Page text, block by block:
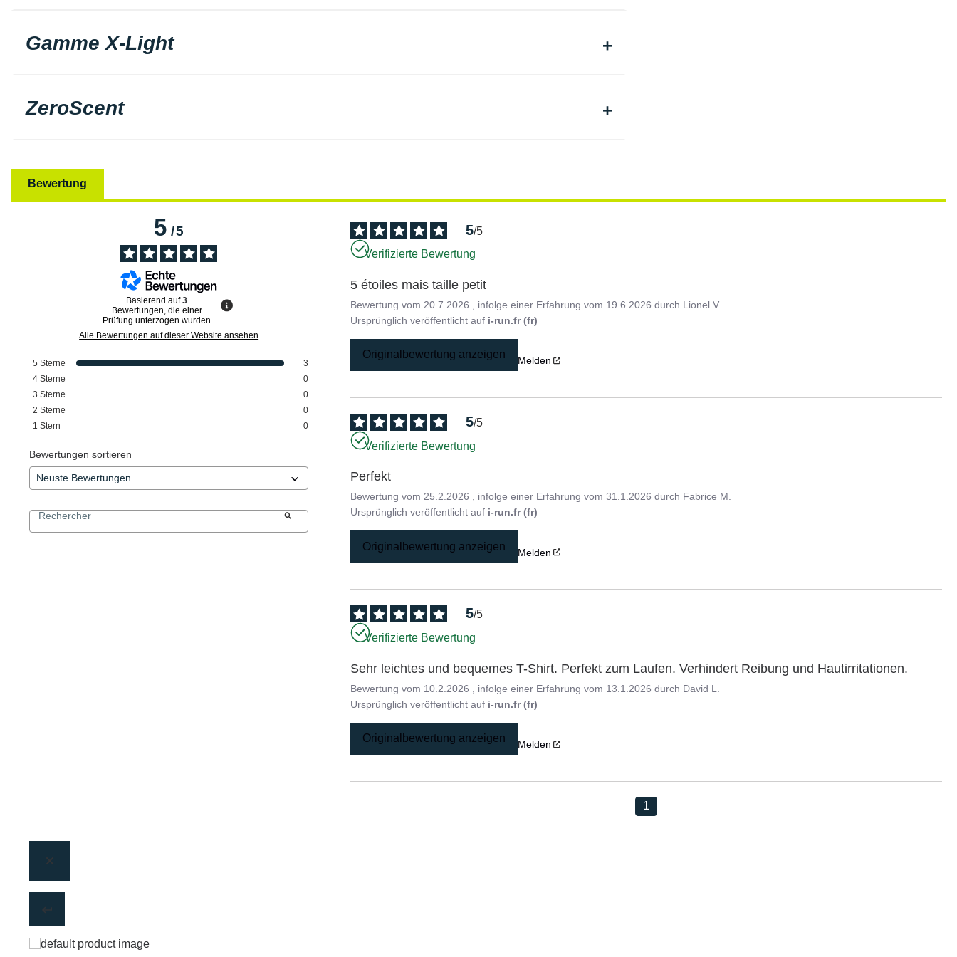
Gamme X-Light
ZeroScent
Bewertung
5/5
Basierend auf3
Bewertungen, die einer
Prüfung unterzogen wurden
Alle Bewertungen auf dieser Website ansehen
5 Sterne
3
4 Sterne
0
3 Sterne
0
2 Sterne
0
1 Stern 0
Bewertungen sortieren
5/5
Verifizierte Bewertung
5 étoiles mais taille petit
Bewertung vom 20.7.2026 , infolge einer Erfahrung vom 19.6.2026 durch Lionel V.
Ursprünglich veröffentlicht auf i-run.fr (fr)
Originalbewertung anzeigen Melden
5/5
Verifizierte Bewertung
Perfekt
Bewertung vom 25.2.2026 , infolge einer Erfahrung vom31.1.2026 durch Fabrice M.
Ursprünglich veröffentlicht auf i-run.fr (fr)
Originalbewertung anzeigen Melden
5/5
Verifizierte Bewertung
Sehr leichtes und bequemes T-Shirt. Perfekt zum Laufen. Verhindert Reibung und Hautirritationen.
Bewertung vom 10.2.2026 , infolge einer Erfahrung vom 13.1.2026 durch David L.
Ursprünglich veröffentlicht auf i-run.fr (fr)
Originalbewertung anzeigen Melden
1